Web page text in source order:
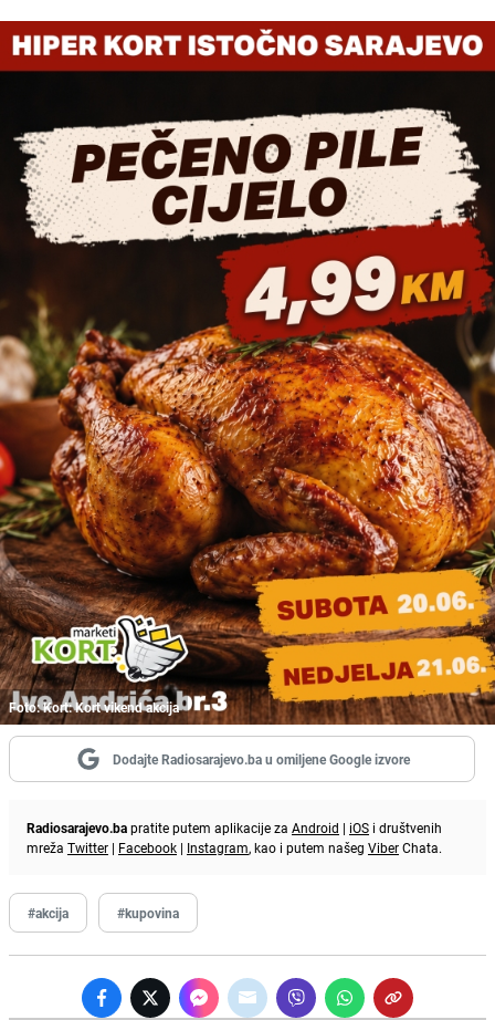
Foto: Kort: Kort vikend akcija
Dodajte Radiosarajevo.ba u omiljene Google izvore
Radiosarajevo.bapratite putem aplikacije za Android | iOS i društvenih
mreža Twitter | Facebook | Instagram, kao i putem našeg ViberChata.
#akcija #kupovina